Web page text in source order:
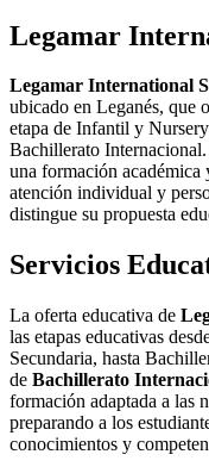
Legamar
Legamar International
ubicado en Leganés, que
etapa de Infantil y
Bachillerato
una formación académica
atención individual y
distingue su propuesta
Servicios
La oferta educativa de
las etapas educativas
Secundaria, hasta
de Bachillerato
formación adaptada a las
preparando a los
conocimientos y